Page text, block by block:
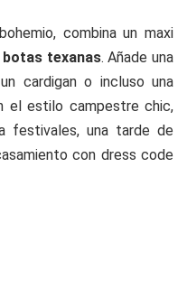
combina un maxi
botas texanas. Añade una
cardigan o incluso una
el estilo campestre chic,
festivales, una tarde de
con dress code